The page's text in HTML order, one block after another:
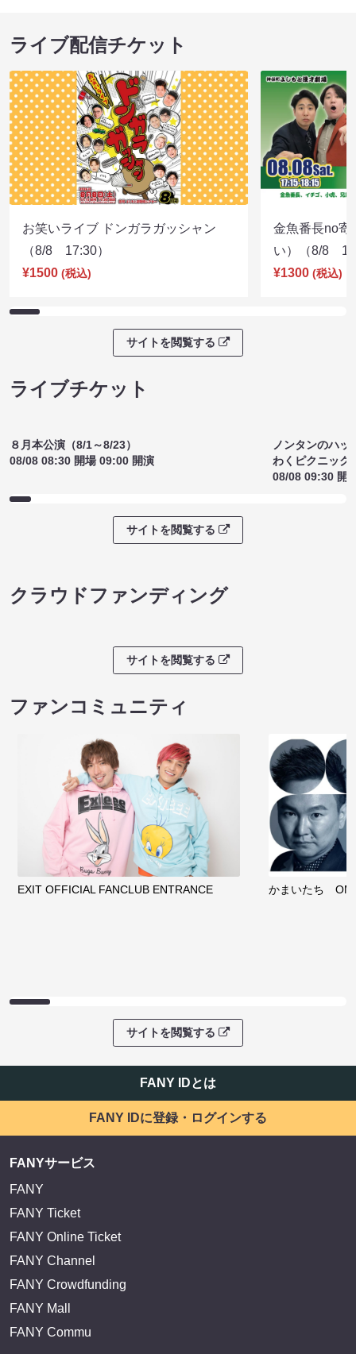
ライブ配信チケット
お笑いライブ ドンガラガッシャン
（8/8 17:30）
¥1500 (税込)
金魚番長no寄
い）（8/8
¥1300 (税込)
サイトを閲覧する
ライブチケット
８月本公演（8/1～8/23）
08/08 08:30 開場 09:00 開演
ノンタンのハッ
わくピクニック
08/08 09:30 開
サイトを閲覧する
クラウドファンディング
サイトを閲覧する
ファンコミュニティ
EXIT OFFICIAL FANCLUB ENTRANCE かまいたち
サイトを閲覧する
FANY IDとは
FANY IDに登録・ログインする
FANYサービス
FANY
FANY Ticket
FANY Online Ticket
FANY Channel
FANY Crowdfunding
FANY Mall
FANY Commu